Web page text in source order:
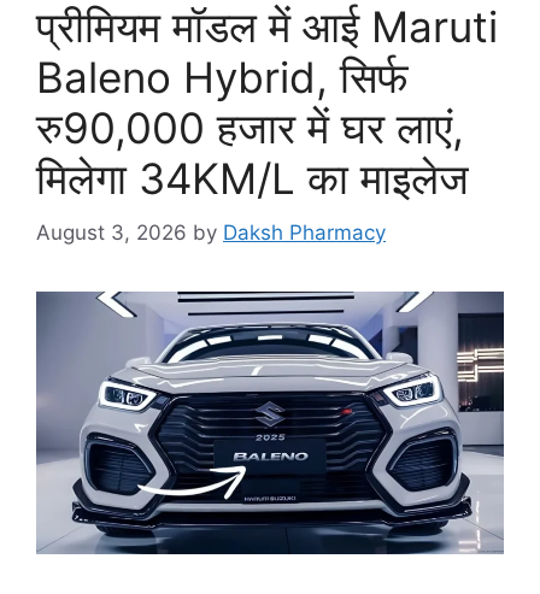
प्रीमियम मॉडल में आई Maruti
Baleno Hybrid, सिर्फ
रु90,000 हजार में घर लाएं,
मिलेगा 34KM/L का माइलेज
August 3, 2026 by Daksh Pharmacy